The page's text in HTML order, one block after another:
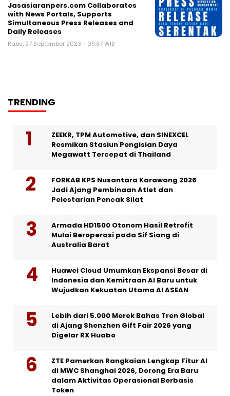
Jasasiaranpers.com Collaborates
with News Portals, Supports
Simultaneous Press Releases and
Daily Releases
Rabu, 27 September 2023 - 09:37 WIB
TRENDING
ZEEKR, TPM Automotive, dan SINEXCEL
Resmikan Stasiun Pengisian Daya
Megawatt Tercepat di Thailand
FORKAB KPS Nusantara Karawang 2026
Jadi Ajang Pembinaan Atlet dan
Pelestarian Pencak Silat
Armada HD1500 Otonom Hasil Retrofit
Mulai Beroperasi pada Sif Siang di
Australia Barat
Huawei Cloud Umumkan Ekspansi Besar di
Indonesia dan Kemitraan AI Baru untuk
Wujudkan Kekuatan Utama AI ASEAN
Lebih dari 5.000 Merek Bahas Tren Global
di Ajang Shenzhen Gift Fair 2026 yang
Digelar RX Huabo
ZTE Pamerkan Rangkaian Lengkap Fitur AI
di MWC Shanghai 2026, Dorong Era Baru
dalam Aktivitas Operasional Berbasis
Token